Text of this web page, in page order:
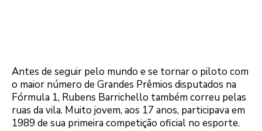
Antes de seguir pelo mundo e se tornar o piloto com
o maior número de Grandes Prêmios disputados na
Fórmula 1, Rubens Barrichello também correu pelas
ruas da vila. Muito jovem, aos 17 anos, participava em
1989 de sua primeira competição oficial no esporte.